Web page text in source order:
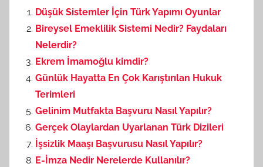
Düşük Sistemler İçin Türk Yapımı Oyunlar
Bireysel Emeklilik Sistemi Nedir? Faydaları
Nelerdir?
Ekrem İmamoğlu kimdir?
Günlük Hayatta En Çok Karıştırılan Hukuk
Terimleri
Gelinim Mutfakta Başvuru Nasıl Yapılır?
Gerçek Olaylardan Uyarlanan Türk Dizileri
İşsizlik Maaşı Başvurusu Nasıl Yapılır?
E-İmza Nedir Nerelerde Kullanılır?